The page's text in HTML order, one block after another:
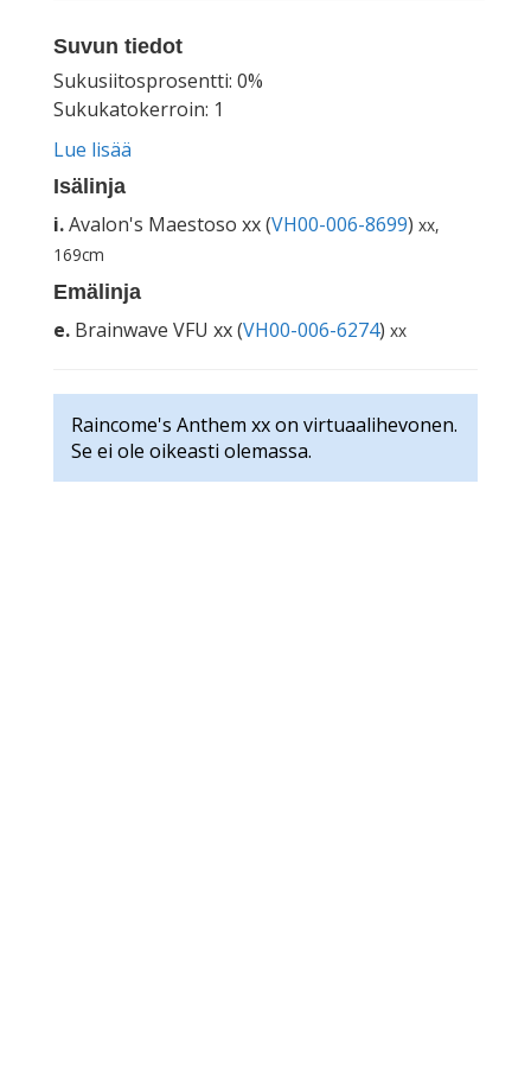
Suvun tiedot
Sukusiitosprosentti: 0%
Sukukatokerroin: 1
Lue lisää
Isälinja
i.Avalon's Maestoso xx (VH00-006-8699) xx,
169cm
Emälinja
e. Brainwave VFU xx (VH00-006-6274) xx
Raincome's Anthem xx on virtuaalihevonen.
Se ei ole oikeasti olemassa.